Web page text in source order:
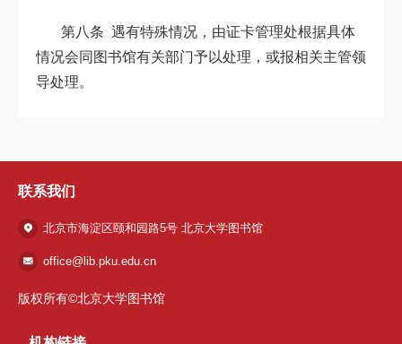
第八条 遇有特殊情况，由证卡管理处根据具体
情况会同图书馆有关部门予以处理，或报相关主管领
导处理。
联系我们
北京市海淀区颐和园路5号 北京大学图书馆
office@lib.pku.edu.cn
版权所有©北京大学图书馆